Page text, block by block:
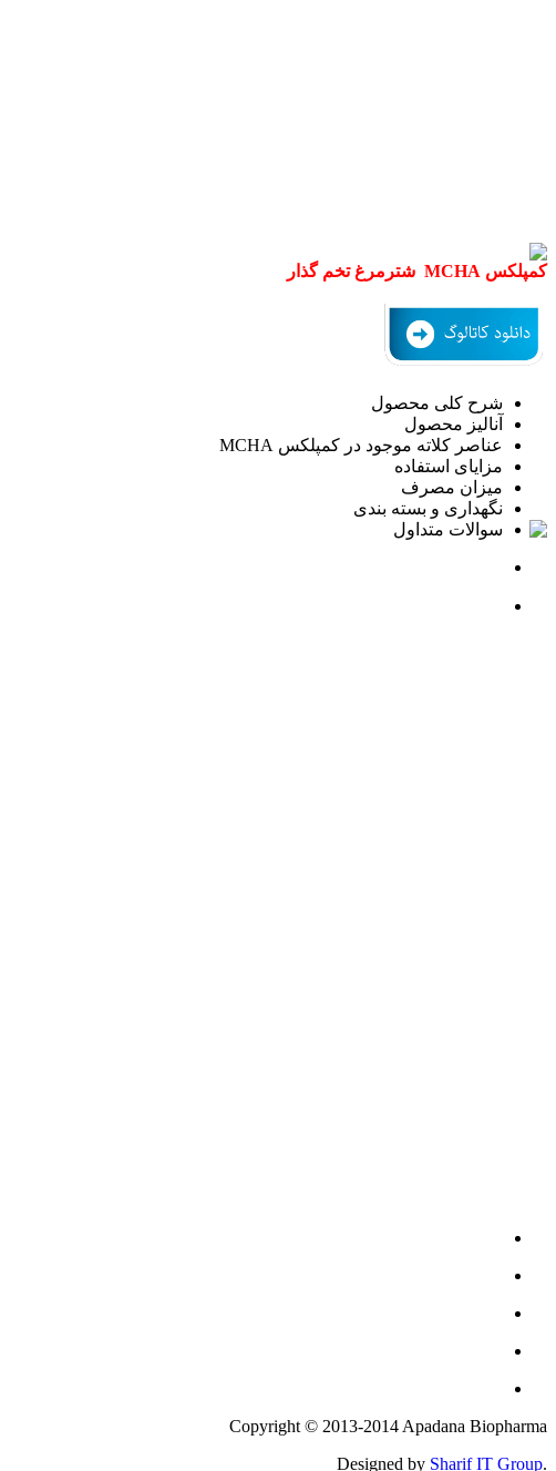
کمپلکس MCHA شترمرغ تخم گذار
شرح کلی محصول
آنالیز محصول
عناصر کلاته موجود در کمپلکس MCHA
مزایای استفاده
میزان مصرف
نگهداری و بسته بندی
سوالات متداول
Copyright © 2013-2014 Apadana Biopharma
.Designed by
Sharif IT Group